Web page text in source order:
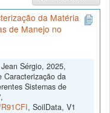
da Matéria
de Manejo no
Sérgio, 2025,
Caracterização da
Sistemas de
, SoilData, V1